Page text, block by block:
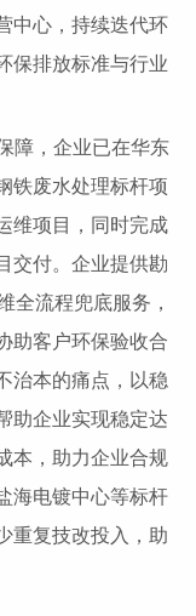
中心，持续迭代环
保排放标准与行业
，企业已在华东
铁废水处理标杆项
维项目，同时完成
交付。企业提供勘
全流程兜底服务，
助客户环保验收合
治本的痛点，以稳
助企业实现稳定达
本，助力企业合规
海电镀中心等标杆
重复技改投入，助